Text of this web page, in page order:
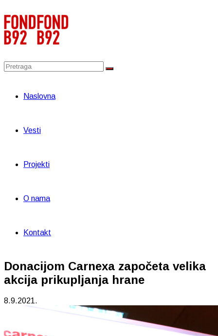
Naslovna
Vesti
Projekti
O nama
Kontakt
Donacijom Carnexa započeta velika
akcija prikupljanja hrane
8.9.2021.